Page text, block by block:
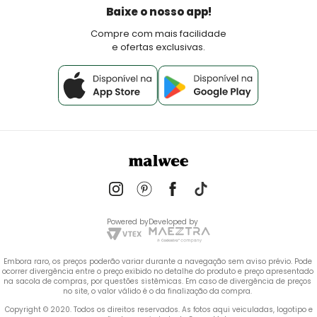
Política de PagamentoBaixe o nosso app!
Compre com mais facilidade
e ofertas exclusivas.
Powered byDeveloped by
Embora raro, os preços poderão variar durante a navegação sem aviso prévio. Pode
ocorrer divergência entre o preço exibido no detalhe do produto e preço apresentado
na sacola de compras, por questões sistêmicas. Em caso de divergência de preços
no site, o valor válido é o da finalização da compra.